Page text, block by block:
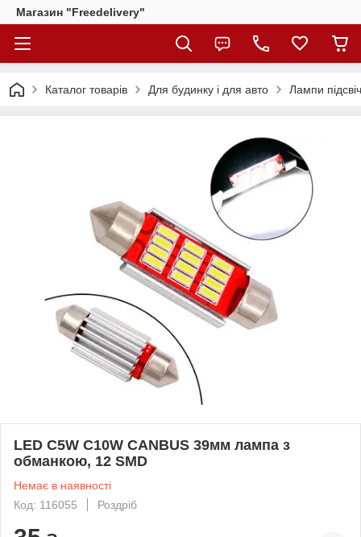
Магазин "Freedelivery"
Каталог товарів Для будинку і для авто Лампи
LED C5W C10W CANBUS 39мм лампа з
обманкою, 12 SMD
Немає в наявності
Код: 116055
Роздріб